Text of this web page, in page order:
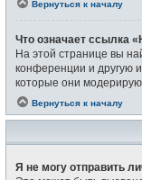
Вернуться к началу
Что означает ссылка
На этой странице вы
конференции и другую
которые они
Вернуться к началу
Я не могу отправить